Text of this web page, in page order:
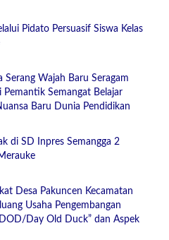
Pidato Persuasif Siswa Kelas
Serang Wajah Baru Seragam
Pemantik Semangat Belajar
Baru Dunia Pendidikan
di SD Inpres Semangga 2
Desa Pakuncen Kecamatan
Usaha Pengembangan
Day Old Duck” dan Aspek